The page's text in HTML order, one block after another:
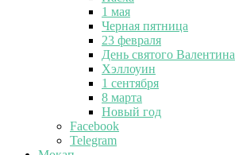
1 мая
Черная пятница
23 февраля
День святого Валентина
Хэллоуин
1 сентября
8 марта
Новый год
Facebook
Telegram